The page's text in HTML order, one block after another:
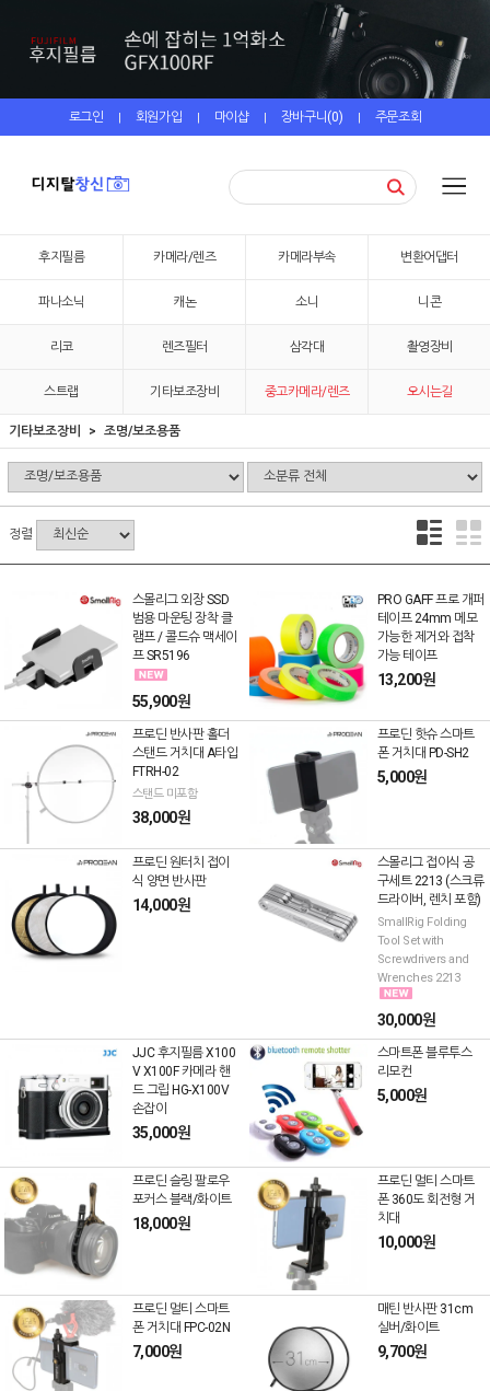
로그인 | 회원가입 | 마이샵 | 장바구니(0) | 주문조회
후지필름 카메라/렌즈 카메라부속 변환어댑터
파나소닉 캐논 소니 니콘
리코 렌즈필터 삼각대 촬영장비
스트랩 기타보조장비 중고카메라/렌즈 오시는길
기타보조장비 조명/보조용품
정렬
스몰리그 외장 SSD
범용 마운팅 장착 클
램프 / 콜드슈 맥세이
프 SR5196
55,900원
PRO GAFF 프로 개퍼
테이프 24mm 메모
가능한 제거와 접착
가능 테이프
13,200원
프로딘 반사판 홀더
스탠드 거치대 A타입
FTRH-02
스탠드 미포함
38,000원
프로딘 핫슈 스마트
폰 거치대 PD-SH2
5,000원
프로딘 원터치 접이
식 양면 반사판
14,000원
스몰리그 접이식 공
구세트 2213 (스크류
드라이버, 렌치 포함)
SmallRig Folding
Tool Set with
Screwdrivers and
Wrenches 2213
30,000원
JJC 후지필름 X100
V X100F 카메라 핸
드 그립 HG-X100V
손잡이
35,000원
스마트폰 블루투스
리모컨
5,000원
프로딘 슬링 팔로우
포커스 블랙/화이트
18,000원
프로딘 멀티 스마트
폰 360도 회전형 거
치대
10,000원
프로딘 멀티 스마트
폰 거치대 FPC-02N
7,000원
매틴 반사판 31cm
실버/화이트
9,700원